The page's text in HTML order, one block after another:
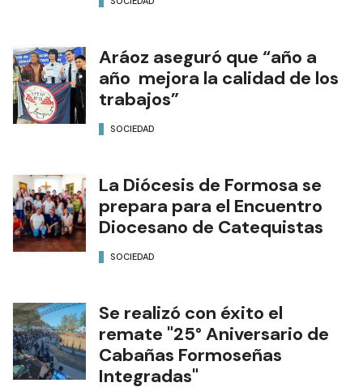
Aráoz aseguró que “año a
año mejora la calidad de los
trabajos”
SOCIEDAD
La Diócesis de Formosa se
prepara para el Encuentro
Diocesano de Catequistas
SOCIEDAD
Se realizó con éxito el
remate "25° Aniversario de
Cabañas Formoseñas
Integradas"